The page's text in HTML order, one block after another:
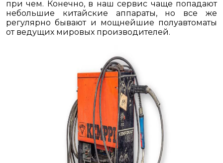
при чем. Конечно, в наш сервис чаще попадают
небольшие китайские аппараты, но все же
регулярно бывают и мощнейшие полуавтоматы
от ведущих мировых производителей.